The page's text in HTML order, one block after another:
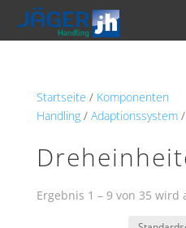
Startseite / Komponenten
Handling/ Adaptionssystem/
Ergebnis 1 – 9 von 35 wird